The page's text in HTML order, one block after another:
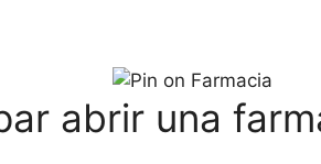
abrir una